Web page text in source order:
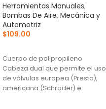
Herramientas Manuales,
Bombas De Aire, Mecánica y
Automotriz
$109.00
Cuerpo de polipropileno
Cabeza dual que permite el uso
de válvulas europea (Presta),
americana (Schrader) e